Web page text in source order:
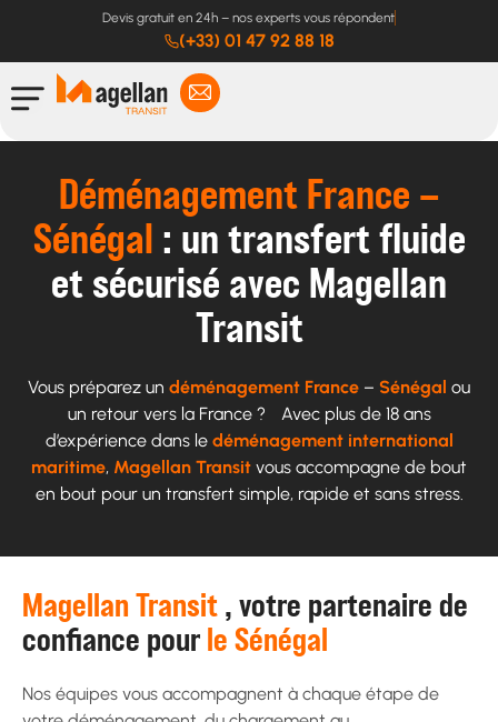
Devis gratuit en 24h – nos experts vous répondent
(+33) 01 47 92 88 18
Déménagement France –
Sénégal : un transfert fluide
et sécurisé avec Magellan
Transit
Vous préparez un déménagement France – Sénégal ou
un retour vers la France ? Avec plus de 18 ans
d’expérience dans le déménagement international
maritime, Magellan Transit vous accompagne de bout
en bout pour un transfert simple, rapide et sans stress.
Magellan Transit , votre partenaire de
confiance pour le Sénégal
Nos équipes vous accompagnent à chaque étape de